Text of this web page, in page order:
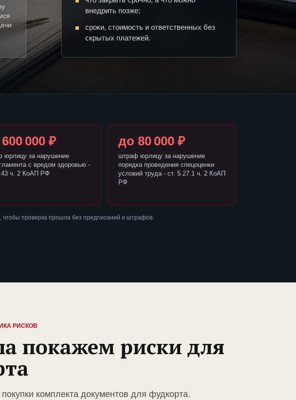
внедрить позже;
сроки, стоимость и ответственных без
скрытых платежей.
000 ₽
юрлицу за нарушение
с вредом здоровью -
ч. 2 КоАП РФ
до 80 000 ₽
штраф юрлицу за нарушение
порядка проведения спецоценки
условий труда - ст. 5.27.1 ч. 2 КоАП
РФ
проверка прошла без предписаний и штрафов.
РИСКОВ
покажем риски для
комплекта документов для фудкорта.